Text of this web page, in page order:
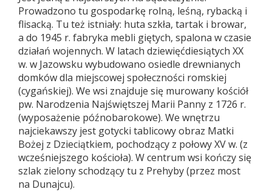
Prowadzono tu gospodarkę rolną, leśną, rybacką i
flisacką. Tu też istniały: huta szkła, tartak i browar,
a do 1945 r. fabryka mebli giętych, spalona w czasie
działań wojennych. W latach dziewięćdiesiątych XX
w. w Jazowsku wybudowano osiedle drewnianych
domków dla miejscowej społeczności romskiej
(cygańskiej). We wsi znajduje się murowany kościół
pw. Narodzenia Najświętszej Marii Panny z 1726 r.
(wyposażenie późnobarokowe). We wnętrzu
najciekawszy jest gotycki tablicowy obraz Matki
Bożej z Dzieciątkiem, pochodzący z połowy XV w. (z
wcześniejszego kościoła). W centrum wsi kończy się
szlak zielony schodzący tu z Prehyby (przez most
na Dunajcu).